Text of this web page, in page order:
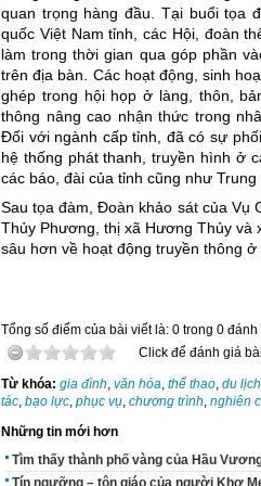
quan trọng hàng đầu. Tại buổi tọa
quốc Việt Nam tỉnh, các Hội, đoàn
làm trong thời gian qua góp phần
trên địa bàn. Các hoạt động, sinh
ghép trong hội họp ở làng, thôn,
thông nâng cao nhận thức trong
Đối với ngành cấp tỉnh, đã có sự
hệ thống phát thanh, truyền hình ở
các báo, đài của tỉnh cũng như Trung
Sau tọa đàm, Đoàn khảo sát của Vụ
Thủy Phương, thị xã Hương Thủy và
sâu hơn về hoạt động truyền thông ở
Tổng số điểm của bài viết là: 0 trong 0 đánh
Click để đánh giá
Từ khóa: gia đình, văn hóa, thể thao, du lịch
tác, bạo lực, phục vụ, chương trình, nghiên
Những tin mới hơn
Tìm thấy thành phố vàng của Hầu
Tín ngưỡng – tôn giáo của người Khơ